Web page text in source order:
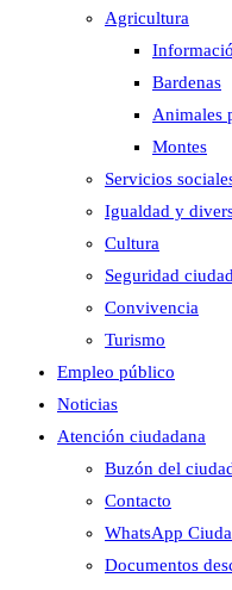
Agricultura
Bardenas
Animales
Montes
Servicios
Igualdad y
Cultura
Seguridad
Convivencia
Turismo
Empleo público
Noticias
Atención ciudadana
Buzón del
Contacto
WhatsApp
Documentos